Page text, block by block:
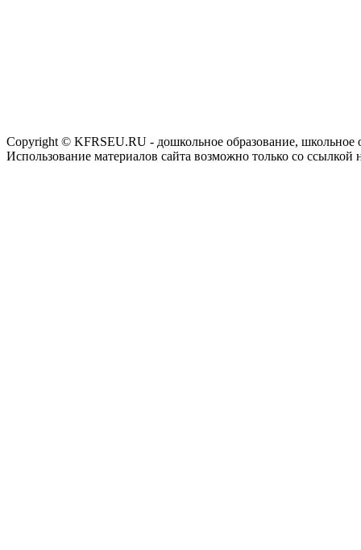
Copyright © KFRSEU.RU - дошкольное образование, школьное
Использование материалов сайта возможно только со ссылкой